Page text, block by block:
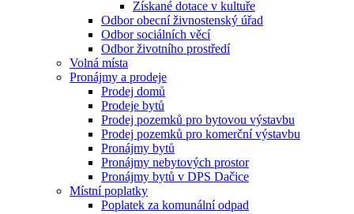
Získané dotace v kultuře
Odbor obecní živnostenský úřad
Odbor sociálních věcí
Odbor životního prostředí
Volná místa
Pronájmy a prodeje
Prodej domů
Prodeje bytů
Prodej pozemků pro bytovou výstavbu
Prodej pozemků pro komerční výstavbu
Pronájmy bytů
Pronájmy nebytových prostor
Pronájmy bytů v DPS Dačice
Místní poplatky
Poplatek za komunální odpad